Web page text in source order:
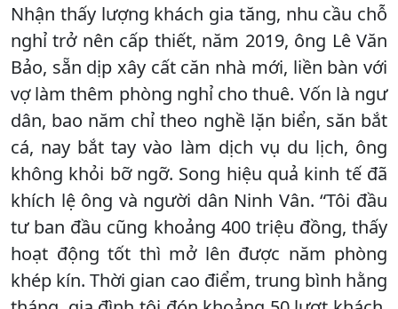
Nhận thấy lượng khách gia tăng, nhu cầu chỗ
nghỉ trở nên cấp thiết, năm 2019, ông Lê Văn
Bảo, sẵn dịp xây cất căn nhà mới, liền bàn với
vợ làm thêm phòng nghỉ cho thuê. Vốn là ngư
dân, bao năm chỉ theo nghề lặn biển, săn bắt
cá, nay bắt tay vào làm dịch vụ du lịch, ông
không khỏi bỡ ngỡ. Song hiệu quả kinh tế đã
khích lệ ông và người dân Ninh Vân. “Tôi đầu
tư ban đầu cũng khoảng 400 triệu đồng, thấy
hoạt động tốt thì mở lên được năm phòng
khép kín. Thời gian cao điểm, trung bình hằng